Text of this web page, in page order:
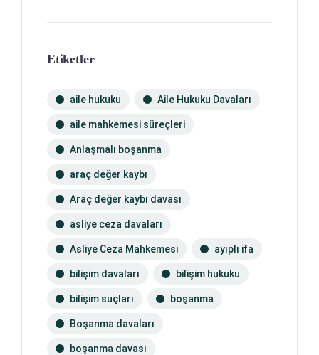
Etiketler
aile hukuku Aile Hukuku Davaları
aile mahkemesi süreçleri
Anlaşmalı boşanma
araç değer kaybı
Araç değer kaybı davası
asliye ceza davaları
Asliye Ceza Mahkemesi ayıplı ifa
bilişim davaları bilişim hukuku
bilişim suçları boşanma
Boşanma davaları
boşanma davası